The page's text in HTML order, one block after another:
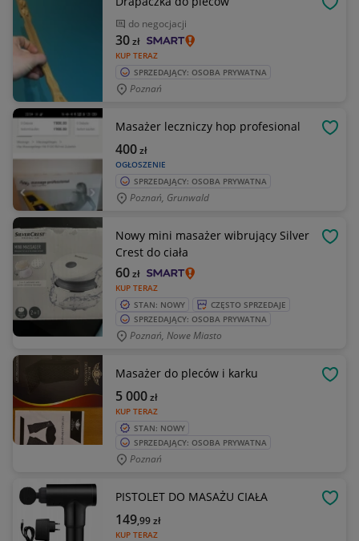
do negocjacji
KUP TERAZ
30zł
SPRZEDAJĄCY: OSOBA PRYWATNA
Poznań
Masażer leczniczy hop profesional
OGŁOSZENIE
400zł
SPRZEDAJĄCY: OSOBA PRYWATNA
Poznań, Grunwald
Nowy mini masażer wibrujący Silver
Crest do ciała
KUP TERAZ
60zł
STAN: NOWY
CZĘSTO SPRZEDAJE
SPRZEDAJĄCY: OSOBA PRYWATNA
Poznań, Nowe Miasto
Masażer do pleców i karku
KUP TERAZ
5 000zł
STAN: NOWY
SPRZEDAJĄCY: OSOBA PRYWATNA
Poznań
PISTOLET DO MASAŻU CIAŁA
KUP TERAZ
149,99zł